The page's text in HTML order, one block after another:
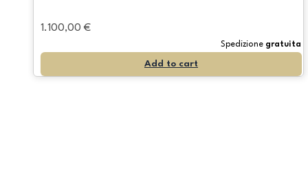
1.100,00 €
Spedizione gratuita
Add to cart